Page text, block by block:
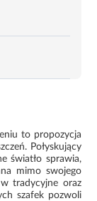
to propozycja
Połyskujący
światło sprawia,
mimo swojego
tradycyjne oraz
szafek pozwoli